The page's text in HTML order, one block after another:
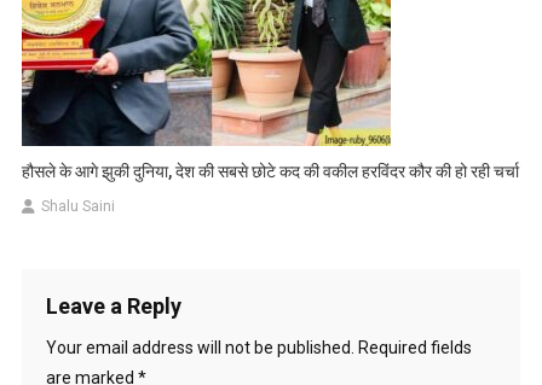
हौसले के आगे झुकी दुनिया, देश की सबसे छोटे कद की वकील हरविंदर कौर की हो रही चर्चा
Shalu Saini
Leave a Reply
Your email address will not be published.
Required fields
are marked *